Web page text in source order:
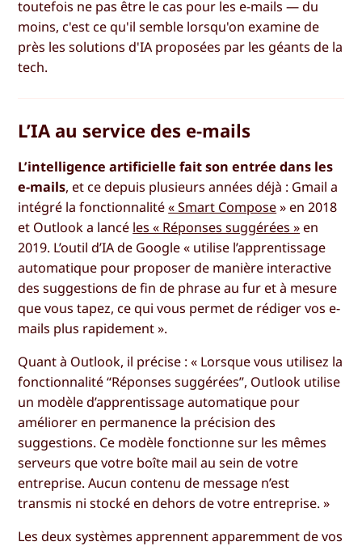
toutefois ne pas être le cas pour les e-mails — du
moins, c'est ce qu'il semble lorsqu'on examine de
près les solutions d'IA proposées par les géants de la
tech.
L’IA au service des e-mails
L’intelligence artificielle fait son entrée dans les
e-mails, et ce depuis plusieurs années déjà : Gmail a
intégré la fonctionnalité« Smart Compose» en 2018
et Outlook a lancé les « Réponses suggérées » en
2019. L’outil d’IA de Google « utilise l’apprentissage
automatique pour proposer de manière interactive
des suggestions de fin de phrase au fur et à mesure
que vous tapez, ce qui vous permet de rédiger vos e-
mails plus rapidement ».
Quant à Outlook, il précise : « Lorsque vous utilisez la
fonctionnalité “Réponses suggérées”, Outlook utilise
un modèle d’apprentissage automatique pour
améliorer en permanence la précision des
suggestions. Ce modèle fonctionne sur les mêmes
serveurs que votre boîte mail au sein de votre
entreprise. Aucun contenu de message n’est
transmis ni stocké en dehors de votre entreprise. »
Les deux systèmes apprennent apparemment de vos